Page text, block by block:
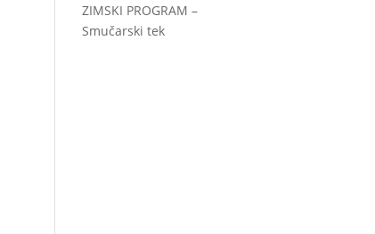
ZIMSKI PROGRAM –
Smučarski tek